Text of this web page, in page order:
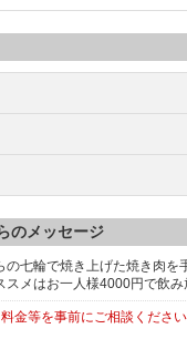
のメッセージ
の七輪で焼き上げた焼き肉
スメはお一人様4000円で飲
金等を事前にご相談くださ